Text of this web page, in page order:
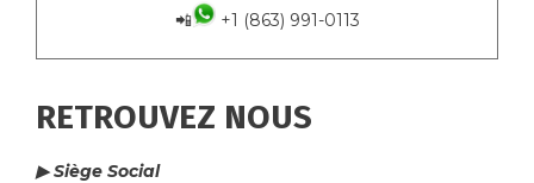
📲
+1 (863) 991-0113
RETROUVEZ NOUS
▶ Siège Social